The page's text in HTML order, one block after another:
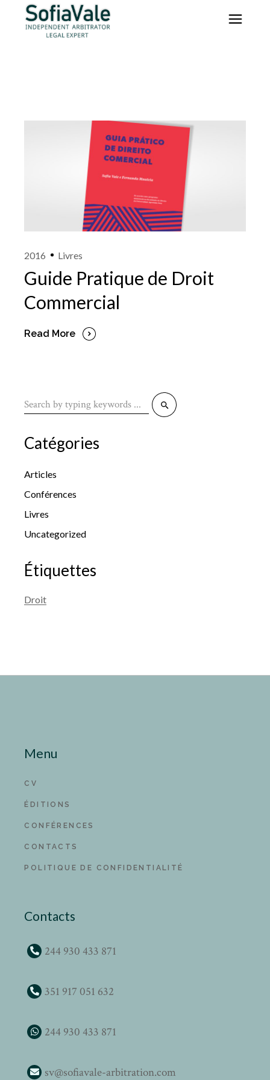
2016 Livres
Guide Pratique de Droit
Commercial
Read More
Search
for:
Catégories
Articles
Conférences
Livres
Uncategorized
Étiquettes
Droit
Menu
CV
ÉDITIONS
CONFÉRENCES
CONTACTS
POLITIQUE DE CONFIDENTIALITÉ
Contacts
244 930 433 871
351 917 051 632
244 930 433 871
sv@sofiavale-arbitration.com